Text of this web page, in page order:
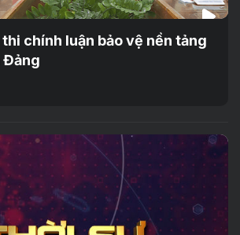
chính luận bảo vệ nền tảng
Đảng